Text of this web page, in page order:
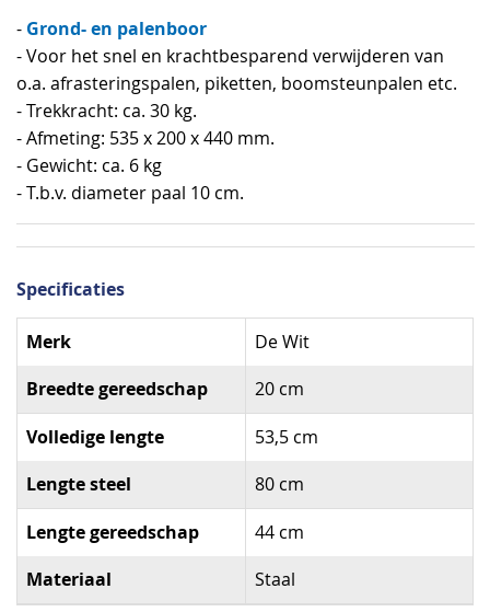
- Grond- en palenboor
- Voor het snel en krachtbesparend verwijderen van
o.a. afrasteringspalen, piketten, boomsteunpalen etc.
- Trekkracht: ca. 30 kg.
- Afmeting: 535 x 200 x 440 mm.
- Gewicht: ca. 6 kg
- T.b.v. diameter paal 10 cm.
Specificaties
Specificaties
Merk De Wit
Breedte gereedschap 20 cm
Volledige lengte 53,5 cm
Lengte steel 80 cm
Lengte gereedschap 44 cm
Materiaal Staal